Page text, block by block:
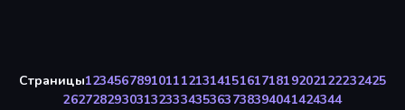
Страницы12345678910111213141516171819202122232425
26272829303132333435363738394041424344